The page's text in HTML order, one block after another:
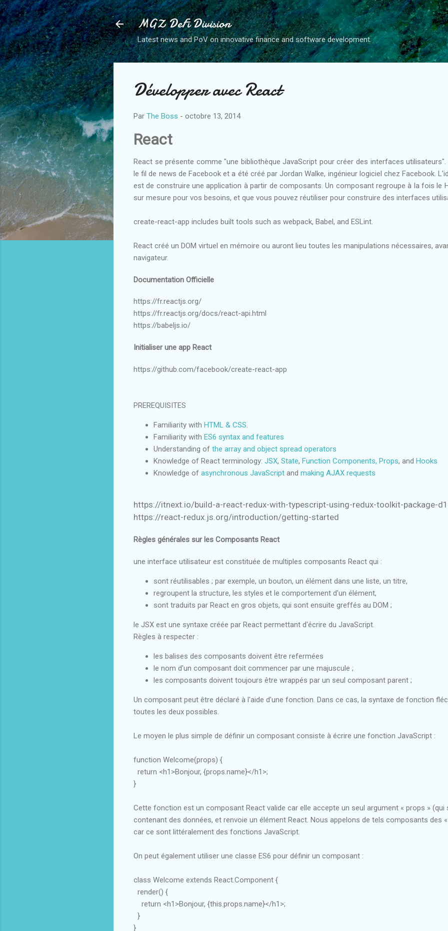
Accéder au contenu principal
MGZ DeFi Division
Latest news and PoV on innovative finance and software development.
Développer avec React
Par The Boss - octobre 13, 2014
React
React se présente comme "une bibliothèque JavaScript pour créer des interfaces
le fil de news de Facebook et a été créé par Jordan Walke, ingénieur logiciel chez Facebook.
est de construire une application à partir de composants. Un composant regroupe à la fois le
sur mesure pour vos besoins, et que vous pouvez réutiliser pour construire des interfaces
create-react-app includes built tools such as webpack, Babel, and ESLint.
React créé un DOM virtuel en mémoire ou auront lieu toutes les manipulations nécessaires,
navigateur.
Documentation Officielle
https://fr.reactjs.org/
https://fr.reactjs.org/docs/react-api.html
https://babeljs.io/
Initialiser une app React
https://github.com/facebook/create-react-app
PREREQUISITES
Familiarity with HTML & CSS.
Familiarity with ES6 syntax and features
Understanding of the array and object spread operators
Knowledge of React terminology: JSX, State, Function Components, Props, and Hooks
Knowledge of asynchronous JavaScript and making AJAX requests
https://itnext.io/build-a-react-redux-with-typescript-using-redux-toolkit-package-
https://react-redux.js.org/introduction/getting-started
Règles générales sur les Composants React
une interface utilisateur est constituée de multiples composants React qui :
sont réutilisables ; par exemple, un bouton, un élément dans une liste, un titre,
regroupent la structure, les styles et le comportement d'un élément,
sont traduits par React en gros objets, qui sont ensuite greffés au DOM ;
le JSX est une syntaxe créée par React permettant d'écrire du JavaScript.
Règles à respecter :
les balises des composants doivent être refermées
le nom d'un composant doit commencer par une majuscule ;
les composants doivent toujours être wrappés par un seul composant parent ;
Un composant peut être déclaré à l'aide d'une fonction. Dans ce cas, la syntaxe de fonction
toutes les deux possibles.
Le moyen le plus simple de définir un composant consiste à écrire une fonction JavaScript :
function Welcome(props) {
return <h1>Bonjour, {props.name}</h1>;
}
Cette fonction est un composant React valide car elle accepte un seul argument « props » (qui
contenant des données, et renvoie un élément React. Nous appelons de tels composants des
car ce sont littéralement des fonctions JavaScript.
On peut également utiliser une classe ES6 pour définir un composant :
class Welcome extends React.Component {
render() {
return <h1>Bonjour, {this.props.name}</h1>;
}
}